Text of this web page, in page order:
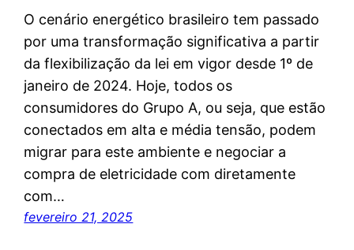
O cenário energético brasileiro tem passado
por uma transformação significativa a partir
da flexibilização da lei em vigor desde 1º de
janeiro de 2024. Hoje, todos os
consumidores do Grupo A, ou seja, que estão
conectados em alta e média tensão, podem
migrar para este ambiente e negociar a
compra de eletricidade com diretamente
com…
fevereiro 21, 2025